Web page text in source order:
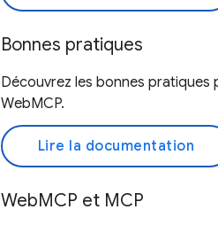
Bonnes pratiques
Découvrez les bonnes pratiques
WebMCP.
Lire la documentation
WebMCP et MCP